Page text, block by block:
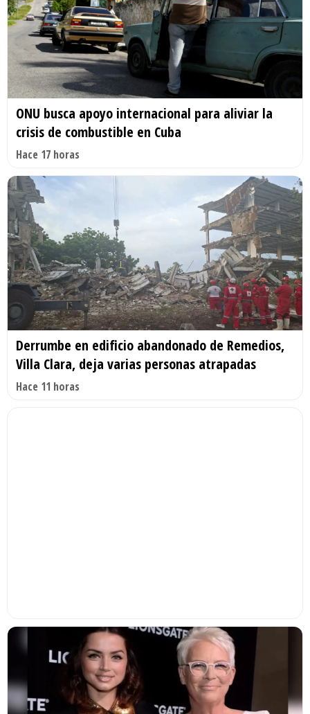
ONU busca apoyo internacional para aliviar la
crisis de combustible en Cuba
Hace 17 horas
Derrumbe en edificio abandonado de Remedios,
Villa Clara, deja varias personas atrapadas
Hace 11 horas